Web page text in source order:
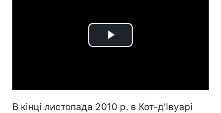
Play
В кінці листопада 2010 р. в Кот-д'Івуарі